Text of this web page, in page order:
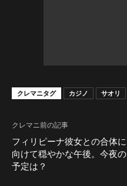
クレマニタグ カジノ サオリ
クレマニ前の記事
フィリピーナ彼女との合体に
向けて穏やかな午後。今夜の
予定は？